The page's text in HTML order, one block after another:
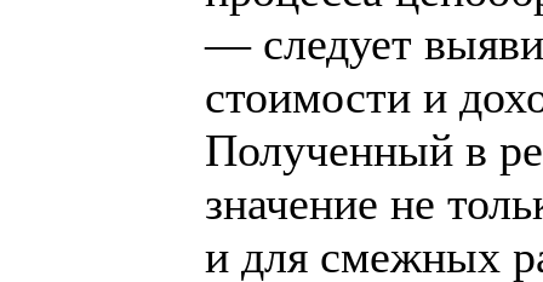
— следует
стоимости и
Полученный в
значение не
и для смежных